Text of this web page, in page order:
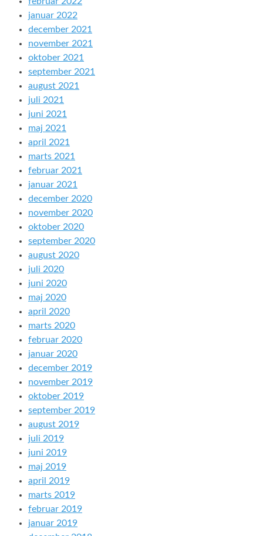
januar 2022
december 2021
november 2021
oktober 2021
september 2021
august 2021
juli 2021
juni 2021
maj 2021
april 2021
marts 2021
februar 2021
januar 2021
december 2020
november 2020
oktober 2020
september 2020
august 2020
juli 2020
juni 2020
maj 2020
april 2020
marts 2020
februar 2020
januar 2020
december 2019
november 2019
oktober 2019
september 2019
august 2019
juli 2019
juni 2019
maj 2019
april 2019
marts 2019
februar 2019
januar 2019